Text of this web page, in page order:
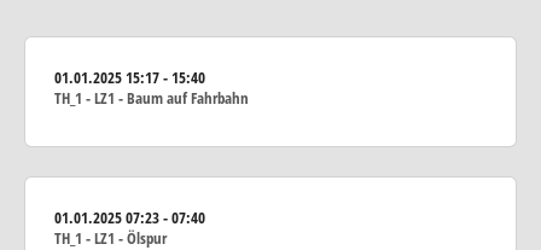
01.01.202515:17 - 15:40
TH_1 - LZ1 - Baum auf Fahrbahn
01.01.202507:23 - 07:40
TH_1 - LZ1 - Ölspur